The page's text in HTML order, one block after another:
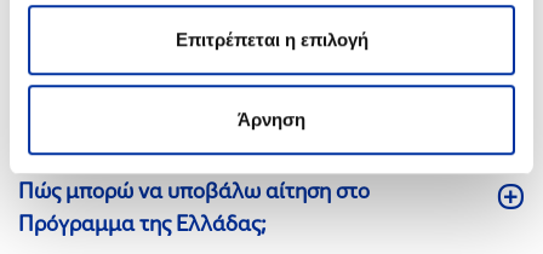
Επιτρέπεται η επιλογή
Άρνηση
Ποιες είναι οι βασικές προϋποθέσεις για την
ένταξή μου στο Πρόγραμμα Υποτροφιών της
Πώς μπορώ να υποβάλω αίτηση στο
Πρόγραμμα της Ελλάδας;